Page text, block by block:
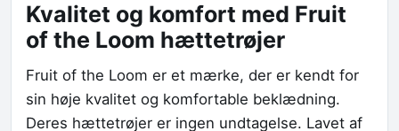
Kvalitet og komfort med Fruit
of the Loom hættetrøjer
Fruit of the Loom er et mærke, der er kendt for
sin høje kvalitet og komfortable beklædning.
Deres hættetrøjer er ingen undtagelse. Lavet af